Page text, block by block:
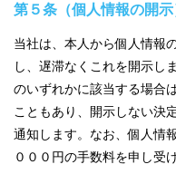
第５条（個人情報の開示
当社は、本人から個人情報
し、遅滞なくこれを開示し
のいずれかに該当する場合
こともあり、開示しない決
通知します。なお、個人情
０００円の手数料を申し受